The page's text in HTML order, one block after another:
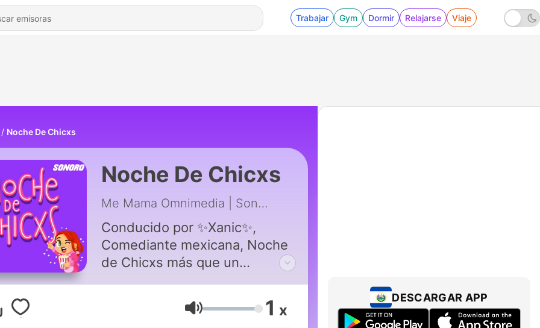
Trabajar Gym Dormir Relajarse Viaje
Noche De Chicxs
Noche De Chicxs
Me Mama Omnimedia | Sonoro
Conducido por ✨Xanic✨,
Comediante mexicana, Noche
de Chicxs más que un
tus amigas, amigos, y amigues.
Aquí creemos firmemente en
Volumen 1 x
DESCARGAR APP